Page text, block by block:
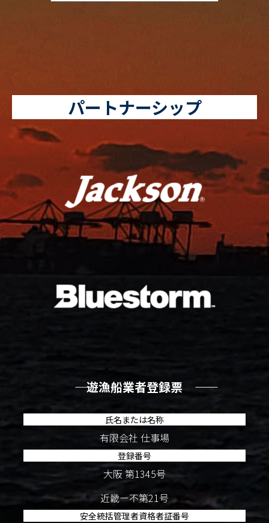
パートナーシップ
―― 遊漁船業者登録票 ――
氏名または名称
有限会社 仕事場
登録番号
大阪 第1345号
近畿ー不第21号
安全統括管理者資格者証番号